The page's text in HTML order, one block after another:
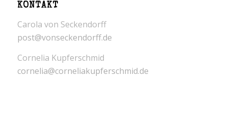
KONTAKT
Carola von Seckendorff
post@vonseckendorff.de
Cornelia Kupferschmid
cornelia@corneliakupferschmid.de